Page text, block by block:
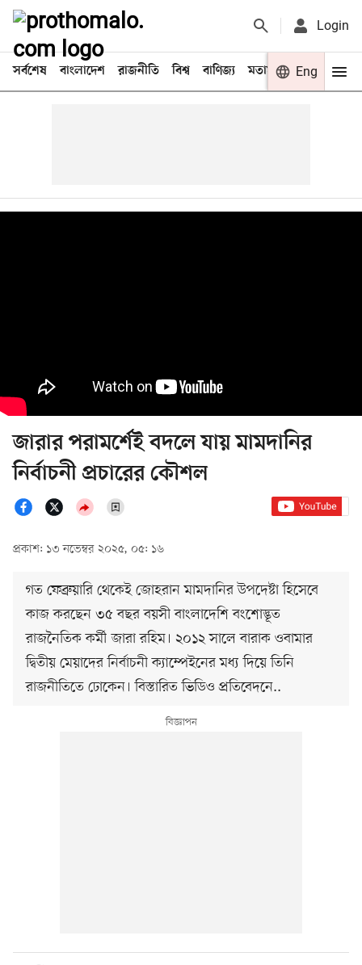
Login
সর্বশেষ বাংলাদেশ রাজনীতি বিশ্ব বাণিজ্য মতামত খেলা
Eng
জারার পরামর্শেই বদলে যায় মামদানির
নির্বাচনী প্রচারের কৌশল
প্রকাশ: ১৩ নভেম্বর ২০২৫, ০৫: ১৬
গত ফেব্রুয়ারি থেকেই জোহরান মামদানির উপদেষ্টা হিসেবে
কাজ করছেন ৩৫ বছর বয়সী বাংলাদেশি বংশোদ্ভূত
রাজনৈতিক কর্মী জারা রহিম। ২০১২ সালে বারাক ওবামার
দ্বিতীয় মেয়াদের নির্বাচনী ক্যাম্পেইনের মধ্য দিয়ে তিনি
রাজনীতিতে ঢোকেন। বিস্তারিত ভিডিও প্রতিবেদনে..